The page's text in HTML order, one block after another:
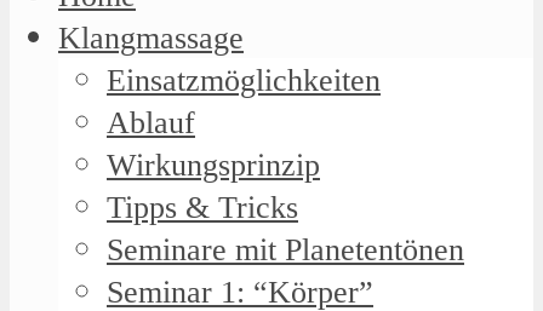
Klangmassage
Einsatzmöglichkeiten
Ablauf
Wirkungsprinzip
Tipps & Tricks
Seminare mit Planetentönen
Seminar 1: “Körper”